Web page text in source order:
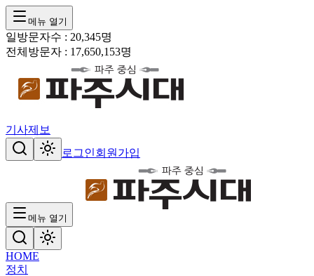
메뉴 열기
일방문자수 : 20,345명
전체방문자 : 17,650,153명
기사제보
로그인회원가입
메뉴 열기
HOME
정치